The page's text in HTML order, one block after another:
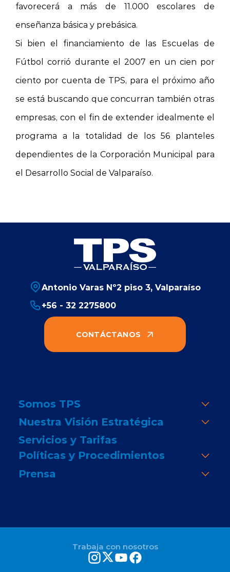
favorecerá a más de 11.000 escolares de
enseñanza básica y prebásica.
Si bien el financiamiento de las Escuelas de
Fútbol corrió durante el 2007 en un cien por
ciento por cuenta de TPS, para el próximo año
se está buscando que concurran también otras
empresas, con el fin de extender idealmente el
programa a la totalidad de los 56 planteles
dependientes de la Corporación Municipal para
el Desarrollo Social de Valparaíso.
Antonio Varas Nº2 piso 3, Valparaíso
+56 - 32 2275800
CONTÁCTANOS
Somos TPS
Nuestra Visión Estratégica
Servicios y Tarifas
Políticas y Procedimientos
Prensa
Trabaja con nosotros